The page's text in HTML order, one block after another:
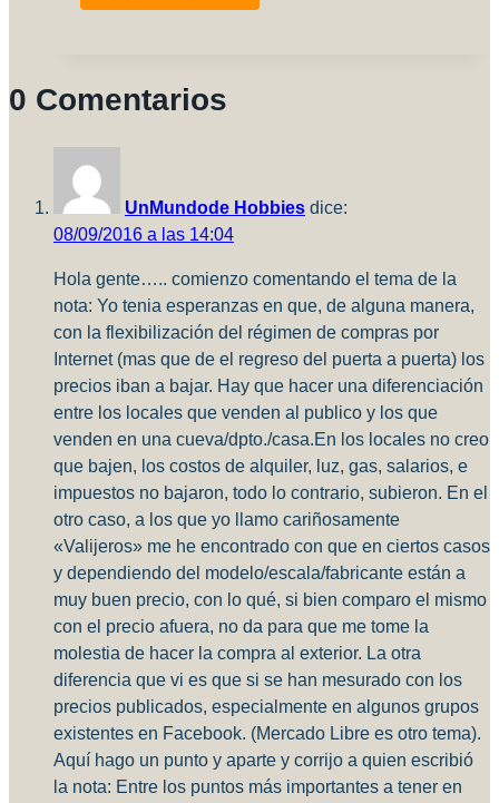
auto-
0 Comentarios
UnMundode Hobbies dice:
08/09/2016 a las 14:04
Hola gente….. comienzo comentando el tema de la
nota: Yo tenia esperanzas en que, de alguna manera,
con la flexibilización del régimen de compras por
Internet (mas que de el regreso del puerta a puerta) los
precios iban a bajar. Hay que hacer una diferenciación
entre los locales que venden al publico y los que
venden en una cueva/dpto./casa.En los locales no creo
que bajen, los costos de alquiler, luz, gas, salarios, e
impuestos no bajaron, todo lo contrario, subieron. En el
otro caso, a los que yo llamo cariñosamente
«Valijeros» me he encontrado con que en ciertos casos
y dependiendo del modelo/escala/fabricante están a
muy buen precio, con lo qué, si bien comparo el mismo
con el precio afuera, no da para que me tome la
molestia de hacer la compra al exterior. La otra
diferencia que vi es que si se han mesurado con los
precios publicados, especialmente en algunos grupos
existentes en Facebook. (Mercado Libre es otro tema).
Aquí hago un punto y aparte y corrijo a quien escribió
la nota: Entre los puntos más importantes a tener en